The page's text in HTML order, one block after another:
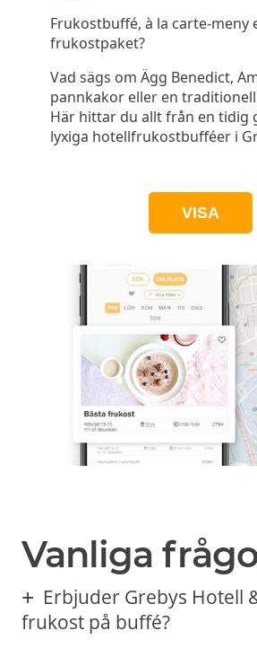
Frukostbuffé, à la carte-meny
frukostpaket?
Vad sägs om Ägg Benedict,
pannkakor eller en
Här hittar du allt från en
lyxiga hotellfrukostbufféer i
VISA
Vanliga
Erbjuder Grebys Hotell
frukost på buffé?